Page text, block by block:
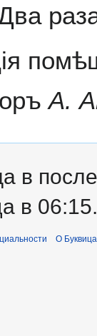
А.
в
в 06:15.
О Буквица